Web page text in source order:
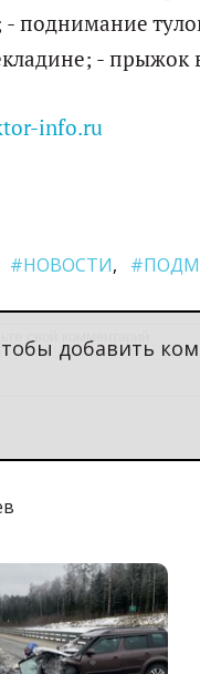
- поднимание
- прыжок
info.ru
#НОВОСТИ
добавить